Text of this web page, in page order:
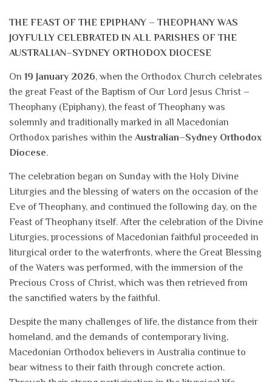
THE FEAST OF THE EPIPHANY – THEOPHANY WAS
JOYFULLY CELEBRATED IN ALL PARISHES OF THE
AUSTRALIAN–SYDNEY ORTHODOX DIOCESE
On 19 January 2026, when the Orthodox Church celebrates
the great Feast of the Baptism of Our Lord Jesus Christ –
Theophany (Epiphany), the feast of Theophany was
solemnly and traditionally marked in all Macedonian
Orthodox parishes within the Australian–Sydney Orthodox
Diocese.
The celebration began on Sunday with the Holy Divine
Liturgies and the blessing of waters on the occasion of the
Eve of Theophany, and continued the following day, on the
Feast of Theophany itself. After the celebration of the Divine
Liturgies, processions of Macedonian faithful proceeded in
liturgical order to the waterfronts, where the Great Blessing
of the Waters was performed, with the immersion of the
Precious Cross of Christ, which was then retrieved from
the sanctified waters by the faithful.
Despite the many challenges of life, the distance from their
homeland, and the demands of contemporary living,
Macedonian Orthodox believers in Australia continue to
bear witness to their faith through concrete action.